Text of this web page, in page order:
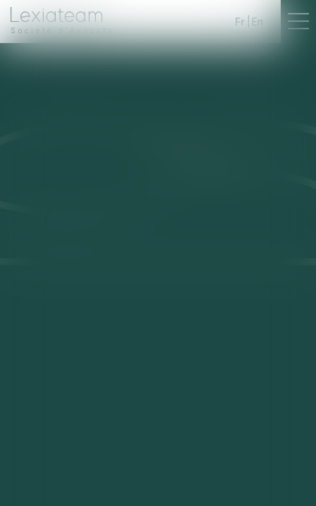
Société d'Avocats
Fr En